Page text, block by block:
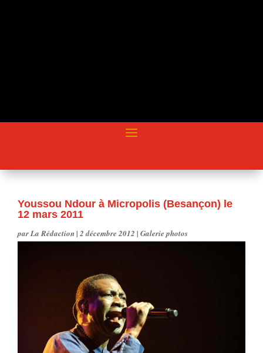
Youssou Ndour à Micropolis (Besançon) le
12 mars 2011
parLa Rédaction|2 décembre 2012 | Galerie photos